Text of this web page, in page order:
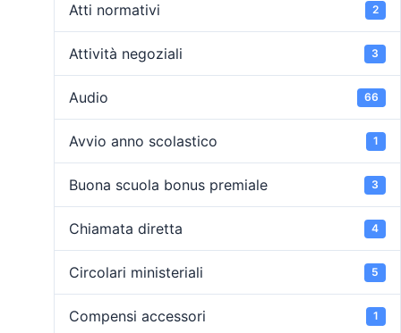
Atti normativi 2
Attività negoziali 3
Audio 66
Avvio anno scolastico 1
Buona scuola bonus premiale 3
Chiamata diretta 4
Circolari ministeriali 5
Compensi accessori 1